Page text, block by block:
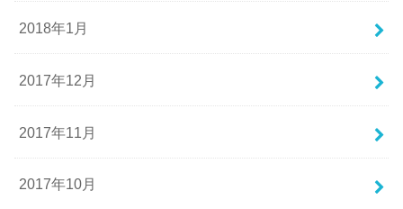
2018年1月
2017年12月
2017年11月
2017年10月